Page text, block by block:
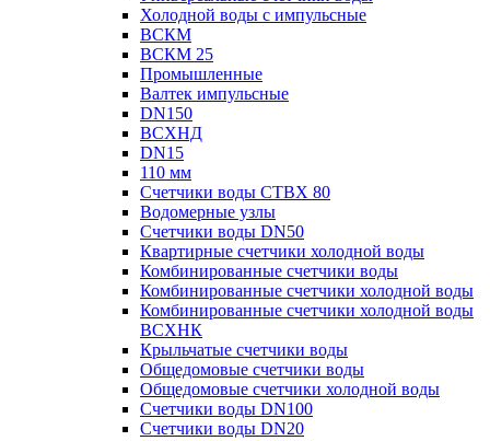
Холодной воды с импульсные
ВСКМ
ВСКМ 25
Промышленные
Валтек импульсные
DN150
ВСХНД
DN15
110 мм
Счетчики воды СТВХ 80
Водомерные узлы
Счетчики воды DN50
Квартирные счетчики холодной воды
Комбинированные счетчики воды
Комбинированные счетчики холодной воды
Комбинированные счетчики холодной воды
ВСХНК
Крыльчатые счетчики воды
Общедомовые счетчики воды
Общедомовые счетчики холодной воды
Счетчики воды DN100
Счетчики воды DN20